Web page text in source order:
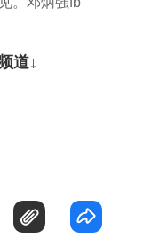
道↓